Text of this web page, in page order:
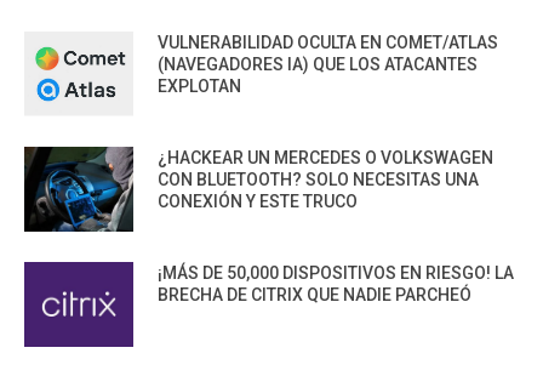
VULNERABILIDAD OCULTA EN COMET/ATLAS
(NAVEGADORES IA) QUE LOS ATACANTES
EXPLOTAN
¿HACKEAR UN MERCEDES O VOLKSWAGEN
CON BLUETOOTH? SOLO NECESITAS UNA
CONEXIÓN Y ESTE TRUCO
¡MÁS DE 50,000 DISPOSITIVOS EN RIESGO! LA
BRECHA DE CITRIX QUE NADIE PARCHEÓ